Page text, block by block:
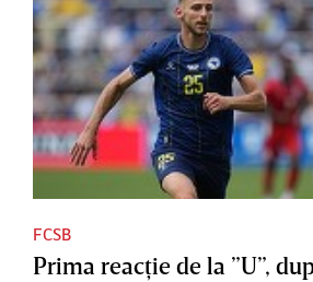
FCSB
Prima reacţie de la ”U”,